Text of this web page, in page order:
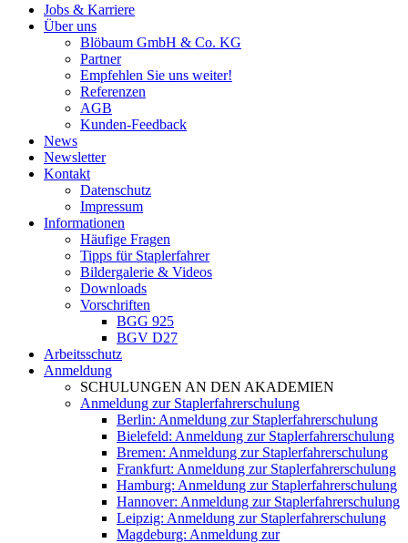
Jobs & Karriere
Über uns
Blöbaum GmbH & Co. KG
Partner
Empfehlen Sie uns weiter!
Referenzen
AGB
Kunden-Feedback
News
Newsletter
Kontakt
Datenschutz
Impressum
Informationen
Häufige Fragen
Tipps für Staplerfahrer
Bildergalerie & Videos
Downloads
Vorschriften
BGG 925
BGV D27
Arbeitsschutz
Anmeldung
SCHULUNGEN AN DEN AKADEMIEN
Anmeldung zur Staplerfahrerschulung
Berlin: Anmeldung zur Staplerfahrerschulung
Bielefeld: Anmeldung zur Staplerfahrerschulung
Bremen: Anmeldung zur Staplerfahrerschulung
Frankfurt: Anmeldung zur Staplerfahrerschulung
Hamburg: Anmeldung zur Staplerfahrerschulung
Hannover: Anmeldung zur Staplerfahrerschulung
Leipzig: Anmeldung zur Staplerfahrerschulung
Magdeburg: Anmeldung zur